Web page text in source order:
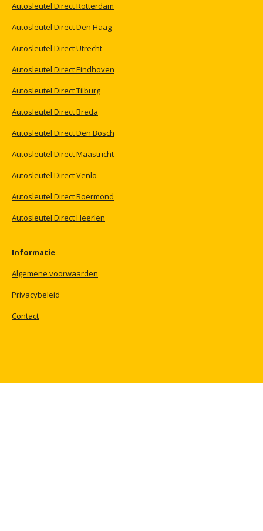
Autosleutel DirectRotterdam
Autosleutel DirectDen Haag
Autosleutel DirectUtrecht
Autosleutel DirectEindhoven
Autosleutel DirectTilburg
Autosleutel DirectBreda
Autosleutel DirectDen Bosch
Autosleutel DirectMaastricht
Autosleutel DirectVenlo
Autosleutel DirectRoermond
Autosleutel DirectHeerlen
Informatie
Algemene voorwaarden
Privacybeleid
Contact